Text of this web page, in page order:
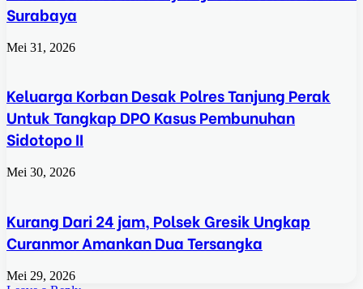
Surabaya
Mei 31, 2026
Keluarga Korban Desak Polres Tanjung Perak
Untuk Tangkap DPO Kasus Pembunuhan
Sidotopo II
Mei 30, 2026
Kurang Dari 24 jam, Polsek Gresik Ungkap
Curanmor Amankan Dua Tersangka
Mei 29, 2026